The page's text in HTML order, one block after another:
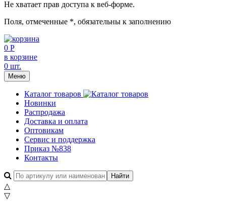
Не хватает прав доступа к веб-форме.
Поля, отмеченные *, обязательны к заполнению
0 Р
в корзине
0 шт.
Меню
Каталог товаров
Новинки
Распродажа
Доставка и оплата
Оптовикам
Сервис и поддержка
Приказ №838
Контакты
△
▽